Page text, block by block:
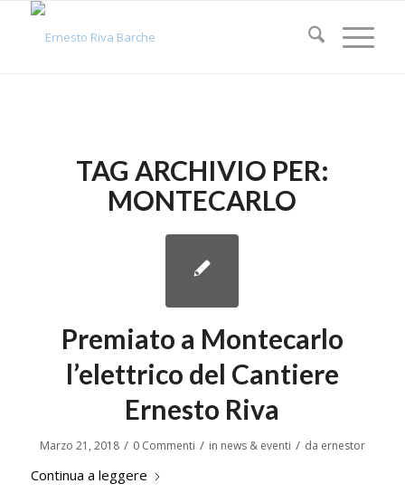
TAG ARCHIVIO PER:
MONTECARLO
Premiato a Montecarlo
l’elettrico del Cantiere
Ernesto Riva
Marzo 21, 2018 / 0 Commenti / in news & eventi / da ernestor
Continua a leggere